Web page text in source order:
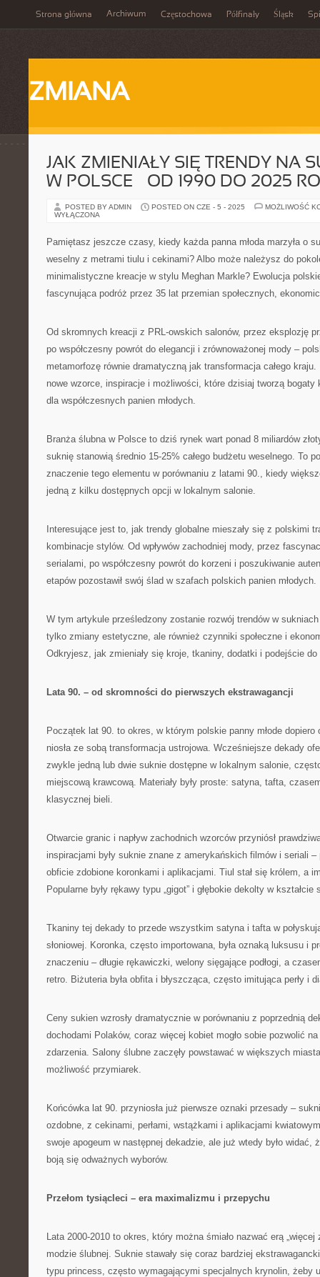
Strona główna Archiwum Częstochowa Półfinały Śląsk
ZMIANA
JAK ZMIENIAŁY SIĘ TRENDY NA
W POLSCE – OD 1990 DO 2025
POSTED BY ADMIN POSTED ON CZE - 5 - 2025
MOŻLIWOŚĆ
WYŁĄCZONA
Pamiętasz jeszcze czasy, kiedy każda panna młoda marzyła o
weselny z metrami tiulu i cekinami? Albo może należysz do
minimalistyczne kreacje w stylu Meghan Markle? Ewolucja
fascynująca podróż przez 35 lat przemian społecznych,
Od skromnych kreacji z PRL-owskich salonów, przez eksplozję
po współczesny powrót do elegancji i zrównoważonej mody –
metamorfozę równie dramatyczną jak transformacja całego kraju.
nowe wzorce, inspiracje i możliwości, które dzisiaj tworzą bogaty
dla współczesnych panien młodych.
Branża ślubna w Polsce to dziś rynek wart ponad 8 miliardów
suknię stanowią średnio 15-25% całego budżetu weselnego. To
znaczenie tego elementu w porównaniu z latami 90., kiedy
jedną z kilku dostępnych opcji w lokalnym salonie.
Interesujące jest to, jak trendy globalne mieszały się z polskimi
kombinacje stylów. Od wpływów zachodniej mody, przez
serialami, po współczesny powrót do korzeni i poszukiwanie
etapów pozostawił swój ślad w szafach polskich panien młodych.
W tym artykule prześledzony zostanie rozwój trendów w
tylko zmiany estetyczne, ale również czynniki społeczne i
Odkryjesz, jak zmieniały się kroje, tkaniny, dodatki i podejście
Lata 90. – od skromności do pierwszych ekstrawagancji
Początek lat 90. to okres, w którym polskie panny młode dopiero
niosła ze sobą transformacja ustrojowa. Wcześniejsze dekady
zwykle jedną lub dwie suknie dostępne w lokalnym salonie,
miejscową krawcową. Materiały były proste: satyna, tafta,
klasycznej bieli.
Otwarcie granic i napływ zachodnich wzorców przyniósł
inspiracjami były suknie znane z amerykańskich filmów i seriali –
obficie zdobione koronkami i aplikacjami. Tiul stał się królem, a
Popularne były rękawy typu „gigot” i głębokie dekolty w kształcie
Tkaniny tej dekady to przede wszystkim satyna i tafta w
słoniowej. Koronka, często importowana, była oznaką luksusu i
znaczeniu – długie rękawiczki, welony sięgające podłogi, a
retro. Biżuteria była obfita i błyszcząca, często imitująca perły i
Ceny sukien wzrosły dramatycznie w porównaniu z poprzednią
dochodami Polaków, coraz więcej kobiet mogło sobie pozwolić
zdarzenia. Salony ślubne zaczęły powstawać w większych
możliwość przymiarek.
Końcówka lat 90. przyniosła już pierwsze oznaki przesady –
ozdobne, z cekinami, perłami, wstążkami i aplikacjami
swoje apogeum w następnej dekadzie, ale już wtedy było widać,
boją się odważnych wyborów.
Przełom tysiącleci – era maximalizmu i przepychu
Lata 2000-2010 to okres, który można śmiało nazwać erą
modzie ślubnej. Suknie stawały się coraz bardziej
typu princess, często wymagającymi specjalnych krynolin, żeby